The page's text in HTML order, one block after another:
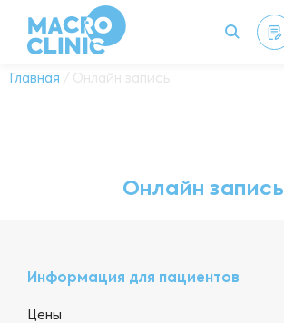
Главная / Онлайн запись
Онлайн запись
Информация для пациентов
Цены